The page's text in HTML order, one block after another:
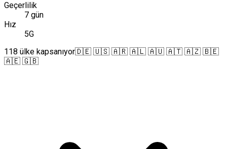
Geçerlilik
7 gün
Hız
5G
118 ülke kapsanıyor🇩🇪 🇺🇸 🇦🇷 🇦🇱 🇦🇺 🇦🇹 🇦🇿 🇧🇪
🇦🇪 🇬🇧